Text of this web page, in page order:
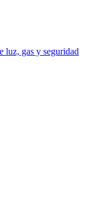
luz, gas y seguridad